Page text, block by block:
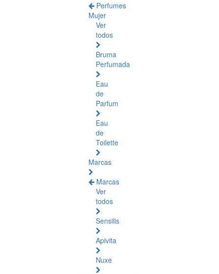
Perfumes
Mujer
Ver
todos
Bruma
Perfumada
Eau
de
Parfum
Eau
de
Toilette
Marcas
Marcas
Ver
todos
Sensilis
Apivita
Nuxe